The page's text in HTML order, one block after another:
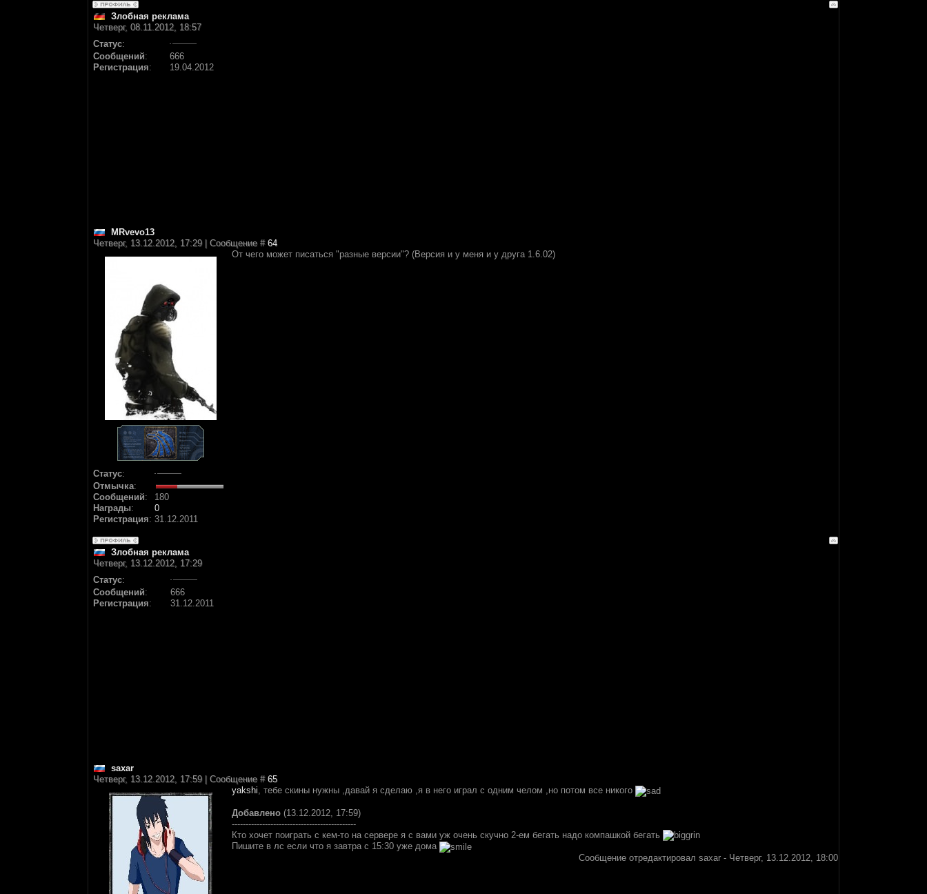
Злобная реклама
Четверг, 08.11.2012, 18:57
Статус:
Сообщений:
666
Регистрация: 19.04.2012
MRvevo13
Четверг, 13.12.2012, 17:29 | Сообщение # 64
Статус:
Отмычка:
Сообщений:
180
Награды:
0
Регистрация: 31.12.2011
От чего может писаться "разные версии"? (Версия и у меня и у друга 1.6.02)
Злобная реклама
Четверг, 13.12.2012, 17:29
Статус:
Сообщений:
666
Регистрация: 31.12.2011
saxar
Четверг, 13.12.2012, 17:59 | Сообщение # 65
yakshi, тебе скины нужны ,давай я сделаю ,я в него играл с одним челом ,но потом все никого
Добавлено (13.12.2012, 17:59)
---------------------------------------------
Кто хочет поиграть с кем-то на сервере я с вами уж очень скучно 2-ем бегать надо компашкой бегать
Пишите в лс если что я завтра с 15:30 уже дома
Сообщение отредактировал saxar - Четверг, 13.12.2012, 18:00